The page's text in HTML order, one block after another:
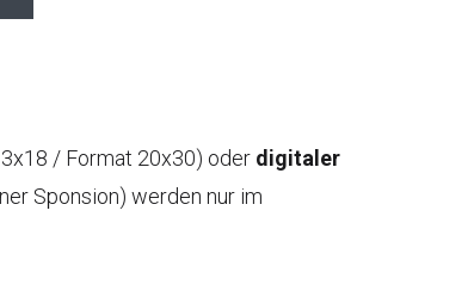
/ Format 20x30) oder digitaler
Sponsion) werden nur im